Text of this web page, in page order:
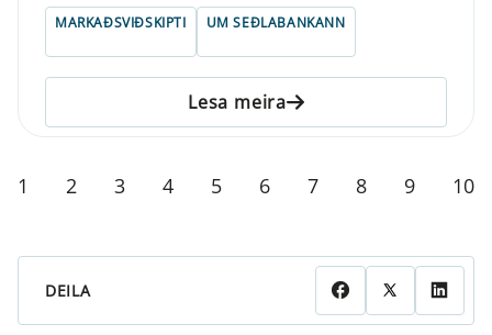
MARKAÐSVIÐSKIPTI UM SEÐLABANKANN
Lesa meira
1 2 3 4 5 6 7 8 9 10
DEILA